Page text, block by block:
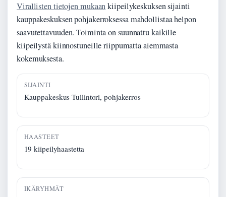
Virallisten tietojen mukaankiipeilykeskuksen sijainti
kauppakeskuksen pohjakerroksessa mahdollistaa helpon
saavutettavuuden. Toiminta on suunnattu kaikille
kiipeilystä kiinnostuneille riippumatta aiemmasta
kokemuksesta.
SIJAINTI
Kauppakeskus Tullintori, pohjakerros
HAASTEET
19 kiipeilyhaastetta
IKÄRYHMÄT